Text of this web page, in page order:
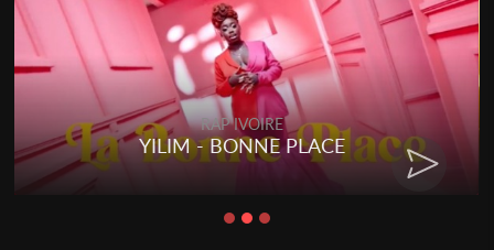
RAP IVOIRE
YILIM - BONNE PLACE